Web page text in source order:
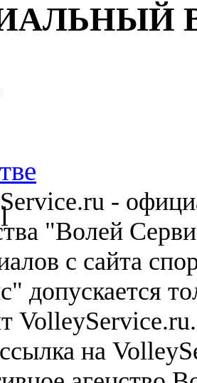
-
"Волей
с сайта
допускается
на